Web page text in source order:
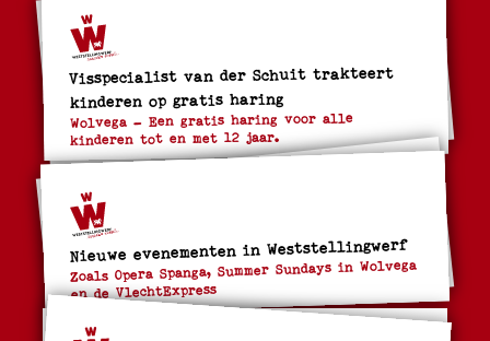
Visspecialist van der Schuit trakteert
kinderen op gratis haring
Wolvega – Een gratis haring voor alle
kinderen tot en met 12 jaar.
Nieuwe evenementen in Weststellingwerf
Zoals Opera Spanga, Summer Sundays in Wolvega
en de VlechtExpress